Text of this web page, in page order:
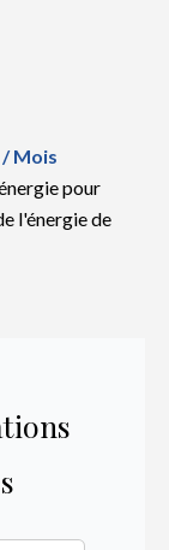
/ Mois
pour
l'énergie de